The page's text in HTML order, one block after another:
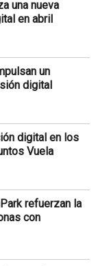
una nueva
en abril
un
digital
digital en los
Vuela
refuerzan la
con